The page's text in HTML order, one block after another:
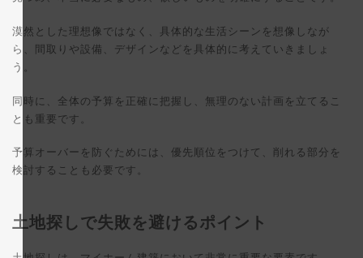
漠然とした理想像ではなく、具体的な生活シーンを想像しなが
ら、間取りや設備、デザインなどを具体的に考えていきましょ
う。
同時に、全体の予算を正確に把握し、無理のない計画を立てるこ
とも重要です。
予算オーバーを防ぐためには、優先順位をつけて、削れる部分を
検討することも必要です。
土地探しで失敗を避けるポイント